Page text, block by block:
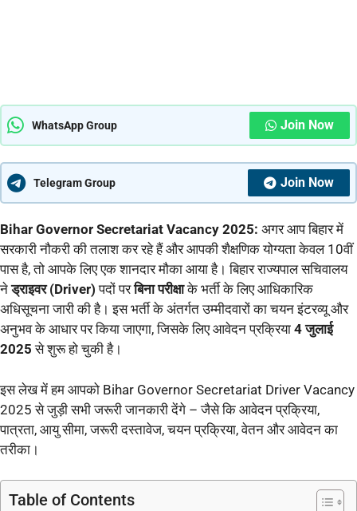
WhatsApp Group Join Now
Telegram Group Join Now
Bihar Governor Secretariat Vacancy 2025: अगर आप बिहार में
सरकारी नौकरी की तलाश कर रहे हैं और आपकी शैक्षणिक योग्यता केवल 10वीं
पास है, तो आपके लिए एक शानदार मौका आया है। बिहार राज्यपाल सचिवालय
नेड्राइवर (Driver) पदों परबिना परीक्षाके भर्ती के लिए आधिकारिक
अधिसूचना जारी की है। इस भर्ती के अंतर्गत उम्मीदवारों का चयन इंटरव्यू और
अनुभव के आधार पर किया जाएगा, जिसके लिए आवेदन प्रक्रिया 4 जुलाई
2025 से शुरू हो चुकी है।
इस लेख में हम आपको Bihar Governor Secretariat Driver Vacancy
2025 से जुड़ी सभी जरूरी जानकारी देंगे – जैसे कि आवेदन प्रक्रिया,
पात्रता, आयु सीमा, जरूरी दस्तावेज, चयन प्रक्रिया, वेतन और आवेदन का
तरीका।
Table of Contents